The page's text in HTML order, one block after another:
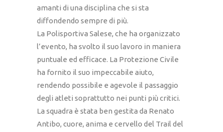
amanti di una disciplina che si sta
diffondendo sempre di più.
La Polisportiva Salese, che ha organizzato
l’evento, ha svolto il suo lavoro in maniera
puntuale ed efficace. La Protezione Civile
ha fornito il suo impeccabile aiuto,
rendendo possibile e agevole il passaggio
degli atleti soprattutto nei punti più critici.
La squadra è stata ben gestita da Renato
Antibo, cuore, anima e cervello del Trail del